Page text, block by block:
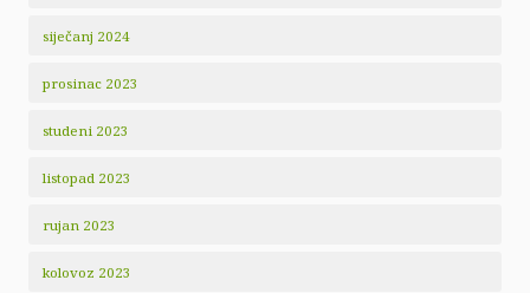
siječanj 2024
prosinac 2023
studeni 2023
listopad 2023
rujan 2023
kolovoz 2023